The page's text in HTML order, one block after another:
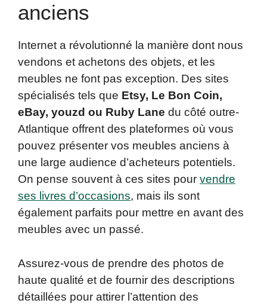
anciens
Internet a révolutionné la manière dont nous
vendons et achetons des objets, et les
meubles ne font pas exception. Des sites
spécialisés tels que Etsy, Le Bon Coin,
eBay, youzd ou Ruby Lane du côté outre-
Atlantique offrent des plateformes où vous
pouvez présenter vos meubles anciens à
une large audience d’acheteurs potentiels.
On pense souvent à ces sites pour vendre
ses livres d’occasions, mais ils sont
également parfaits pour mettre en avant des
meubles avec un passé.
Assurez-vous de prendre des photos de
haute qualité et de fournir des descriptions
détaillées pour attirer l’attention des